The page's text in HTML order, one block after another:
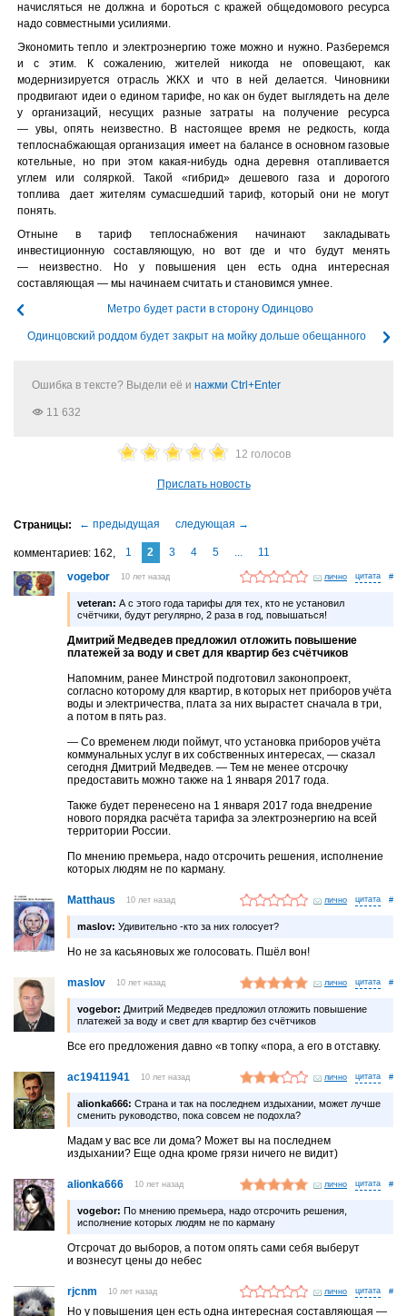
начисляться не должна и бороться с кражей общедомового ресурса
надо совместными усилиями.
Экономить тепло и электроэнергию тоже можно и нужно. Разберемся
и с этим. К сожалению, жителей никогда не оповещают, как
модернизируется отрасль ЖКХ и что в ней делается. Чиновники
продвигают идеи о едином тарифе, но как он будет выглядеть на деле
у организаций, несущих разные затраты на получение ресурса
— увы, опять неизвестно. В настоящее время не редкость, когда
теплоснабжающая организация имеет на балансе в основном газовые
котельные, но при этом какая-нибудь одна деревня отапливается
углем или соляркой. Такой «гибрид» дешевого газа и дорогого
топлива дает жителям сумасшедший тариф, который они не могут
понять.
Отныне в тариф теплоснабжения начинают закладывать
инвестиционную составляющую, но вот где и что будут менять
— неизвестно. Но у повышения цен есть одна интересная
составляющая — мы начинаем считать и становимся умнее.
Метро будет расти в сторону Одинцово
Одинцовский роддом будет закрыт на мойку дольше обещанного
Ошибка в тексте? Выдели её и нажми Ctrl+Enter
11 632
12 голосов
Прислать новость
комментариев 162 1 2 3 4 5 ...
11
vogebor
10 лет назад лично #
veteran: А с этого года тарифы для тех, кто не установил
счётчики, будут регулярно, 2 раза в год, повышаться!
Дмитрий Медведев предложил отложить повышение
платежей за воду и свет для квартир без счётчиков
Напомним, ранее Минстрой подготовил законопроект,
согласно которому для квартир, в которых нет приборов учёта
воды и электричества, плата за них вырастет сначала в три,
а потом в пять раз.
— Со временем люди поймут, что установка приборов учёта
коммунальных услуг в их собственных интересах, — сказал
сегодня Дмитрий Медведев. — Тем не менее отсрочку
предоставить можно также на 1 января 2017 года.
Также будет перенесено на 1 января 2017 года внедрение
нового порядка расчёта тарифа за электроэнергию на всей
территории России.
По мнению премьера, надо отсрочить решения, исполнение
которых людям не по карману.
Matthaus 10 лет назад лично #
maslov: Удивительно -кто за них голосует?
Но не за касьяновых же голосовать. Пшёл вон!
maslov 10 лет назад лично #
vogebor: Дмитрий Медведев предложил отложить повышение
платежей за воду и свет для квартир без счётчиков
Все его предложения давно «в топку «пора, а его в отставку.
ac19411941 10 лет назад лично #
alionka666: Страна и так на последнем издыхании, может лучше
сменить руководство, пока совсем не подохла?
Мадам у вас все ли дома? Может вы на последнем
издыхании? Еще одна кроме грязи ничего не видит)
alionka666 10 лет назад лично #
vogebor: По мнению премьера, надо отсрочить решения,
исполнение которых людям не по карману
Отсрочат до выборов, а потом опять сами себя выберут
и вознесут цены до небес
rjcnm 10 лет назад лично #
Но у повышения цен есть одна интересная составляющая —